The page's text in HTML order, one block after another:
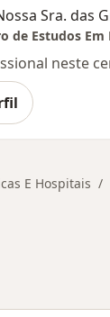
E Hospitais
cidade